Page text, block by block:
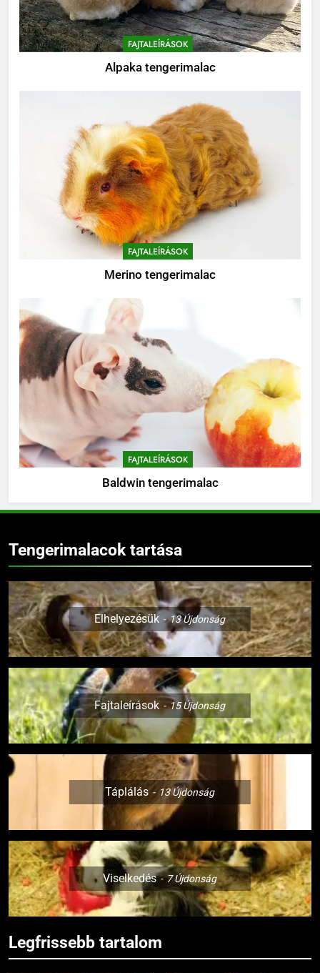
BLOG
FAJTALEÍRÁSOK
Alpaka tengerimalac
FAJTALEÍRÁSOK
Merino tengerimalac
FAJTALEÍRÁSOK
Baldwin tengerimalac
Tengerimalacok tartása
Elhelyezésük 13Újdonság
Fajtaleírások 15Újdonság
Táplálás 13Újdonság
Viselkedés 7Újdonság
Legfrissebb tartalom